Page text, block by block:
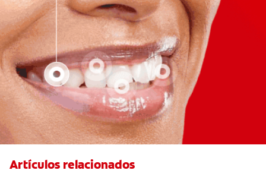
Artículos relacionados